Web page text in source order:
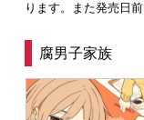
ります。また発売日
腐男子家族